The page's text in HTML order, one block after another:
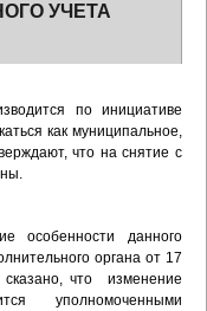
УЧЕТА
по инициативе
как муниципальное,
что на снятие с
особенности данного
органа от 17
что изменение
уполномоченными